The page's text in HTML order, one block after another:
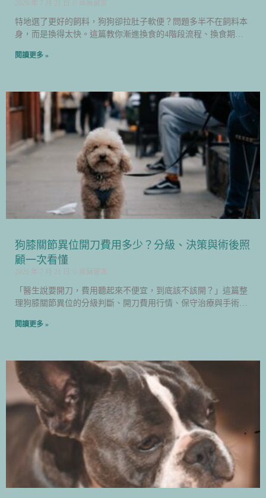
特地選了更好的飼料，狗狗卻拉肚子軟便？問題多半不在飼料本
身，而是換得太快。這篇教你漸進換食的4階段流程、換食期間
閱讀更多 »
狗膝關節異位開刀費用多少？分級、決策與術後照
顧一次看懂
「醫生說要開刀，費用聽起來不便宜，到底該不該開？」這篇整
理狗膝關節異位的分級判斷、開刀費用行情、保守治療與手術怎
資訊。
閱讀更多 »